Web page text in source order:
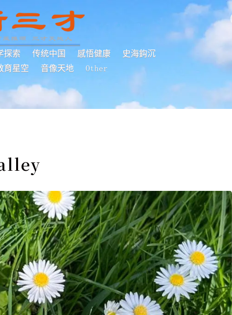
探索 传统中国 感悟健康
史海鈎沉
育星空 音像天地 Other